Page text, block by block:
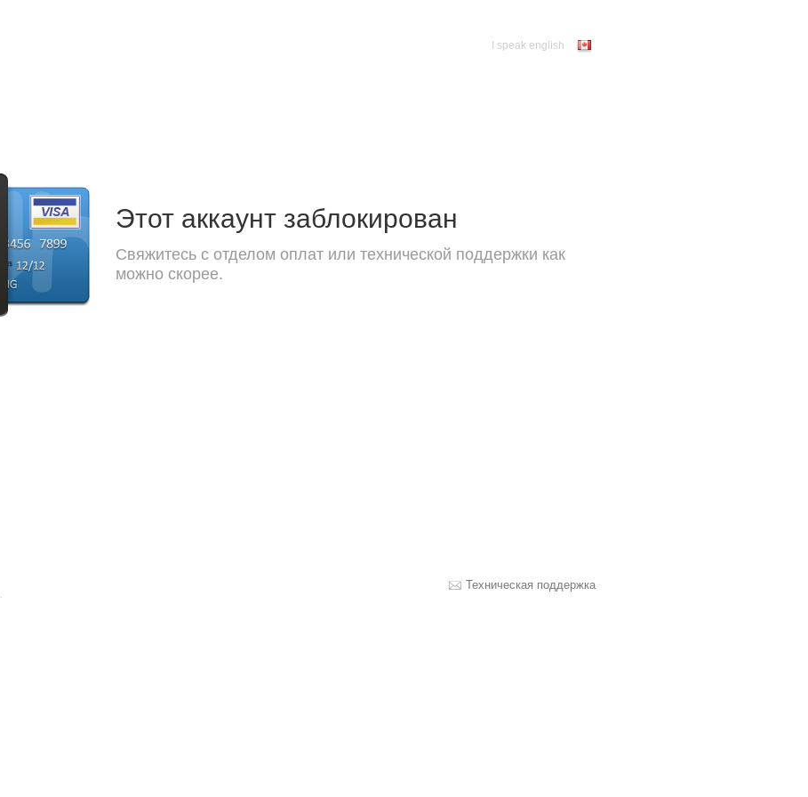
I speak english
Этот аккаунт заблокирован
Свяжитесь с отделом оплат или технической поддержки как
можно скорее.
Техническая поддержка